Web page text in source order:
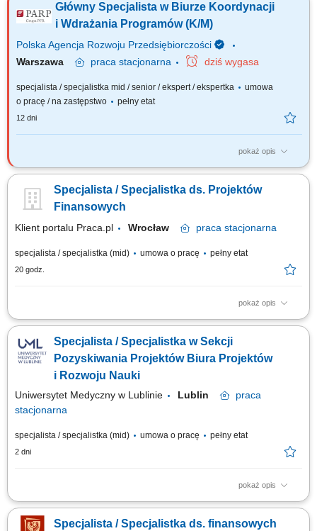
Wschodniej działanie 01.01 Platformy startowe dla nowych pomysłów,
czyli: prowadzenie od strony merytorycznej i finansowej wyznaczonych
Główny Specjalista w Biurze Koordynacji
i Wdrażania Programów (K/M)
Polska Agencja Rozwoju Przedsiębiorczości
Warszawa
praca stacjonarna dziś wygasa
specjalista / specjalistka mid / senior / ekspert / ekspertka
umowa
o pracę / na zastępstwo
pełny etat
12 dni
pokaż opis
Główne obowiązki: Opracowywanie standardowych rozwiązań
przygotowywanie propozycji zapisów regulacji i ich uzgadnianie z innymi
komórkami Agencji. Udział w: przygotowaniu i nadzorze nad wzorami
Specjalista / Specjalistka ds. Projektów
Finansowych
Klient portalu Praca.pl Wrocław praca stacjonarna
specjalista / specjalistka (mid) umowa o pracę pełny etat
20 godz.
pokaż opis
Kompleksowa obsługa finansowa projektów realizowanych ze środków
m.in. z programów krajowych oraz funduszy europejskich. Kontrola
dokumentów finansowych pod względem formalnym i rachunkowym.
Obsługa finansowa jednostek...
Specjalista / Specjalistka w Sekcji
Pozyskiwania Projektów Biura Projektów
i Rozwoju Nauki
Uniwersytet Medyczny w Lublinie Lublin
praca
stacjonarna
specjalista / specjalistka (mid) umowa o pracę pełny etat
2 dni
pokaż opis
Zakres obowiązków: Monitorowanie możliwości pozyskiwania
dofinansowań unijnych, rządowych i grantowych; Kompleksowe
przygotowywanie dokumentacji aplikacyjnej zgodnie z wytycznymi
Specjalista / Specjalistka ds. finansowych